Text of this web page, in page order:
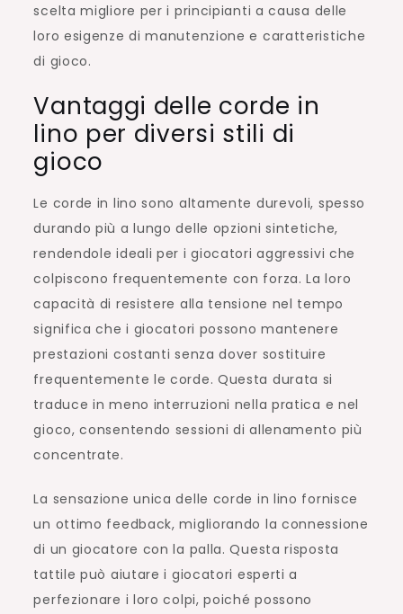
scelta migliore per i principianti a causa delle
loro esigenze di manutenzione e caratteristiche
di gioco.
Vantaggi delle corde in
lino per diversi stili di
gioco
Le corde in lino sono altamente durevoli, spesso
durando più a lungo delle opzioni sintetiche,
rendendole ideali per i giocatori aggressivi che
colpiscono frequentemente con forza. La loro
capacità di resistere alla tensione nel tempo
significa che i giocatori possono mantenere
prestazioni costanti senza dover sostituire
frequentemente le corde. Questa durata si
traduce in meno interruzioni nella pratica e nel
gioco, consentendo sessioni di allenamento più
concentrate.
La sensazione unica delle corde in lino fornisce
un ottimo feedback, migliorando la connessione
di un giocatore con la palla. Questa risposta
tattile può aiutare i giocatori esperti a
perfezionare i loro colpi, poiché possono